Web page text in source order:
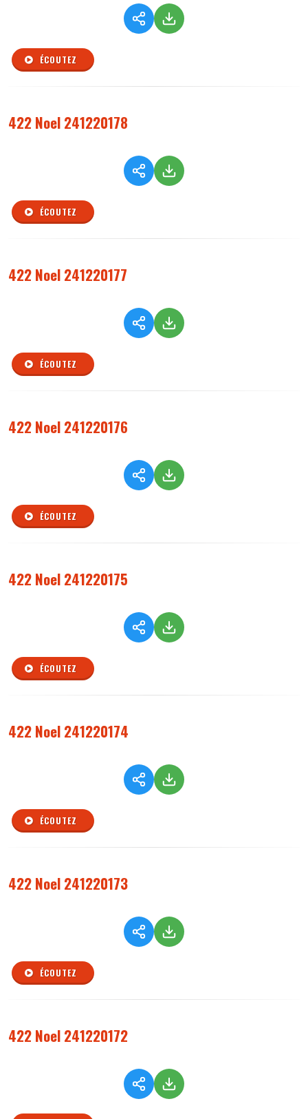
ÉCOUTEZ
422 Noel 241220178
ÉCOUTEZ
422 Noel 241220177
ÉCOUTEZ
422 Noel 241220176
ÉCOUTEZ
422 Noel 241220175
ÉCOUTEZ
422 Noel 241220174
ÉCOUTEZ
422 Noel 241220173
ÉCOUTEZ
422 Noel 241220172